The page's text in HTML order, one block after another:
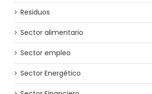
Residuos
Sector alimentario
Sector empleo
Sector Energético